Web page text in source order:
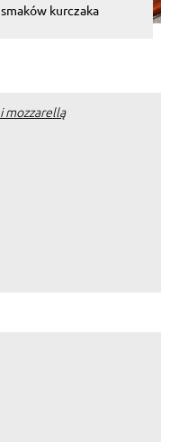
kurczaka
mozzarellą